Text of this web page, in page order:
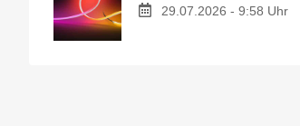
29.07.2026 - 9:58 Uhr